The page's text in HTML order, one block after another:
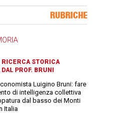
RUBRICHE
STORICA
PROF. BRUNI
Luigino Bruni: fare
di intelligenza collettiva
dal basso dei Monti
Italia